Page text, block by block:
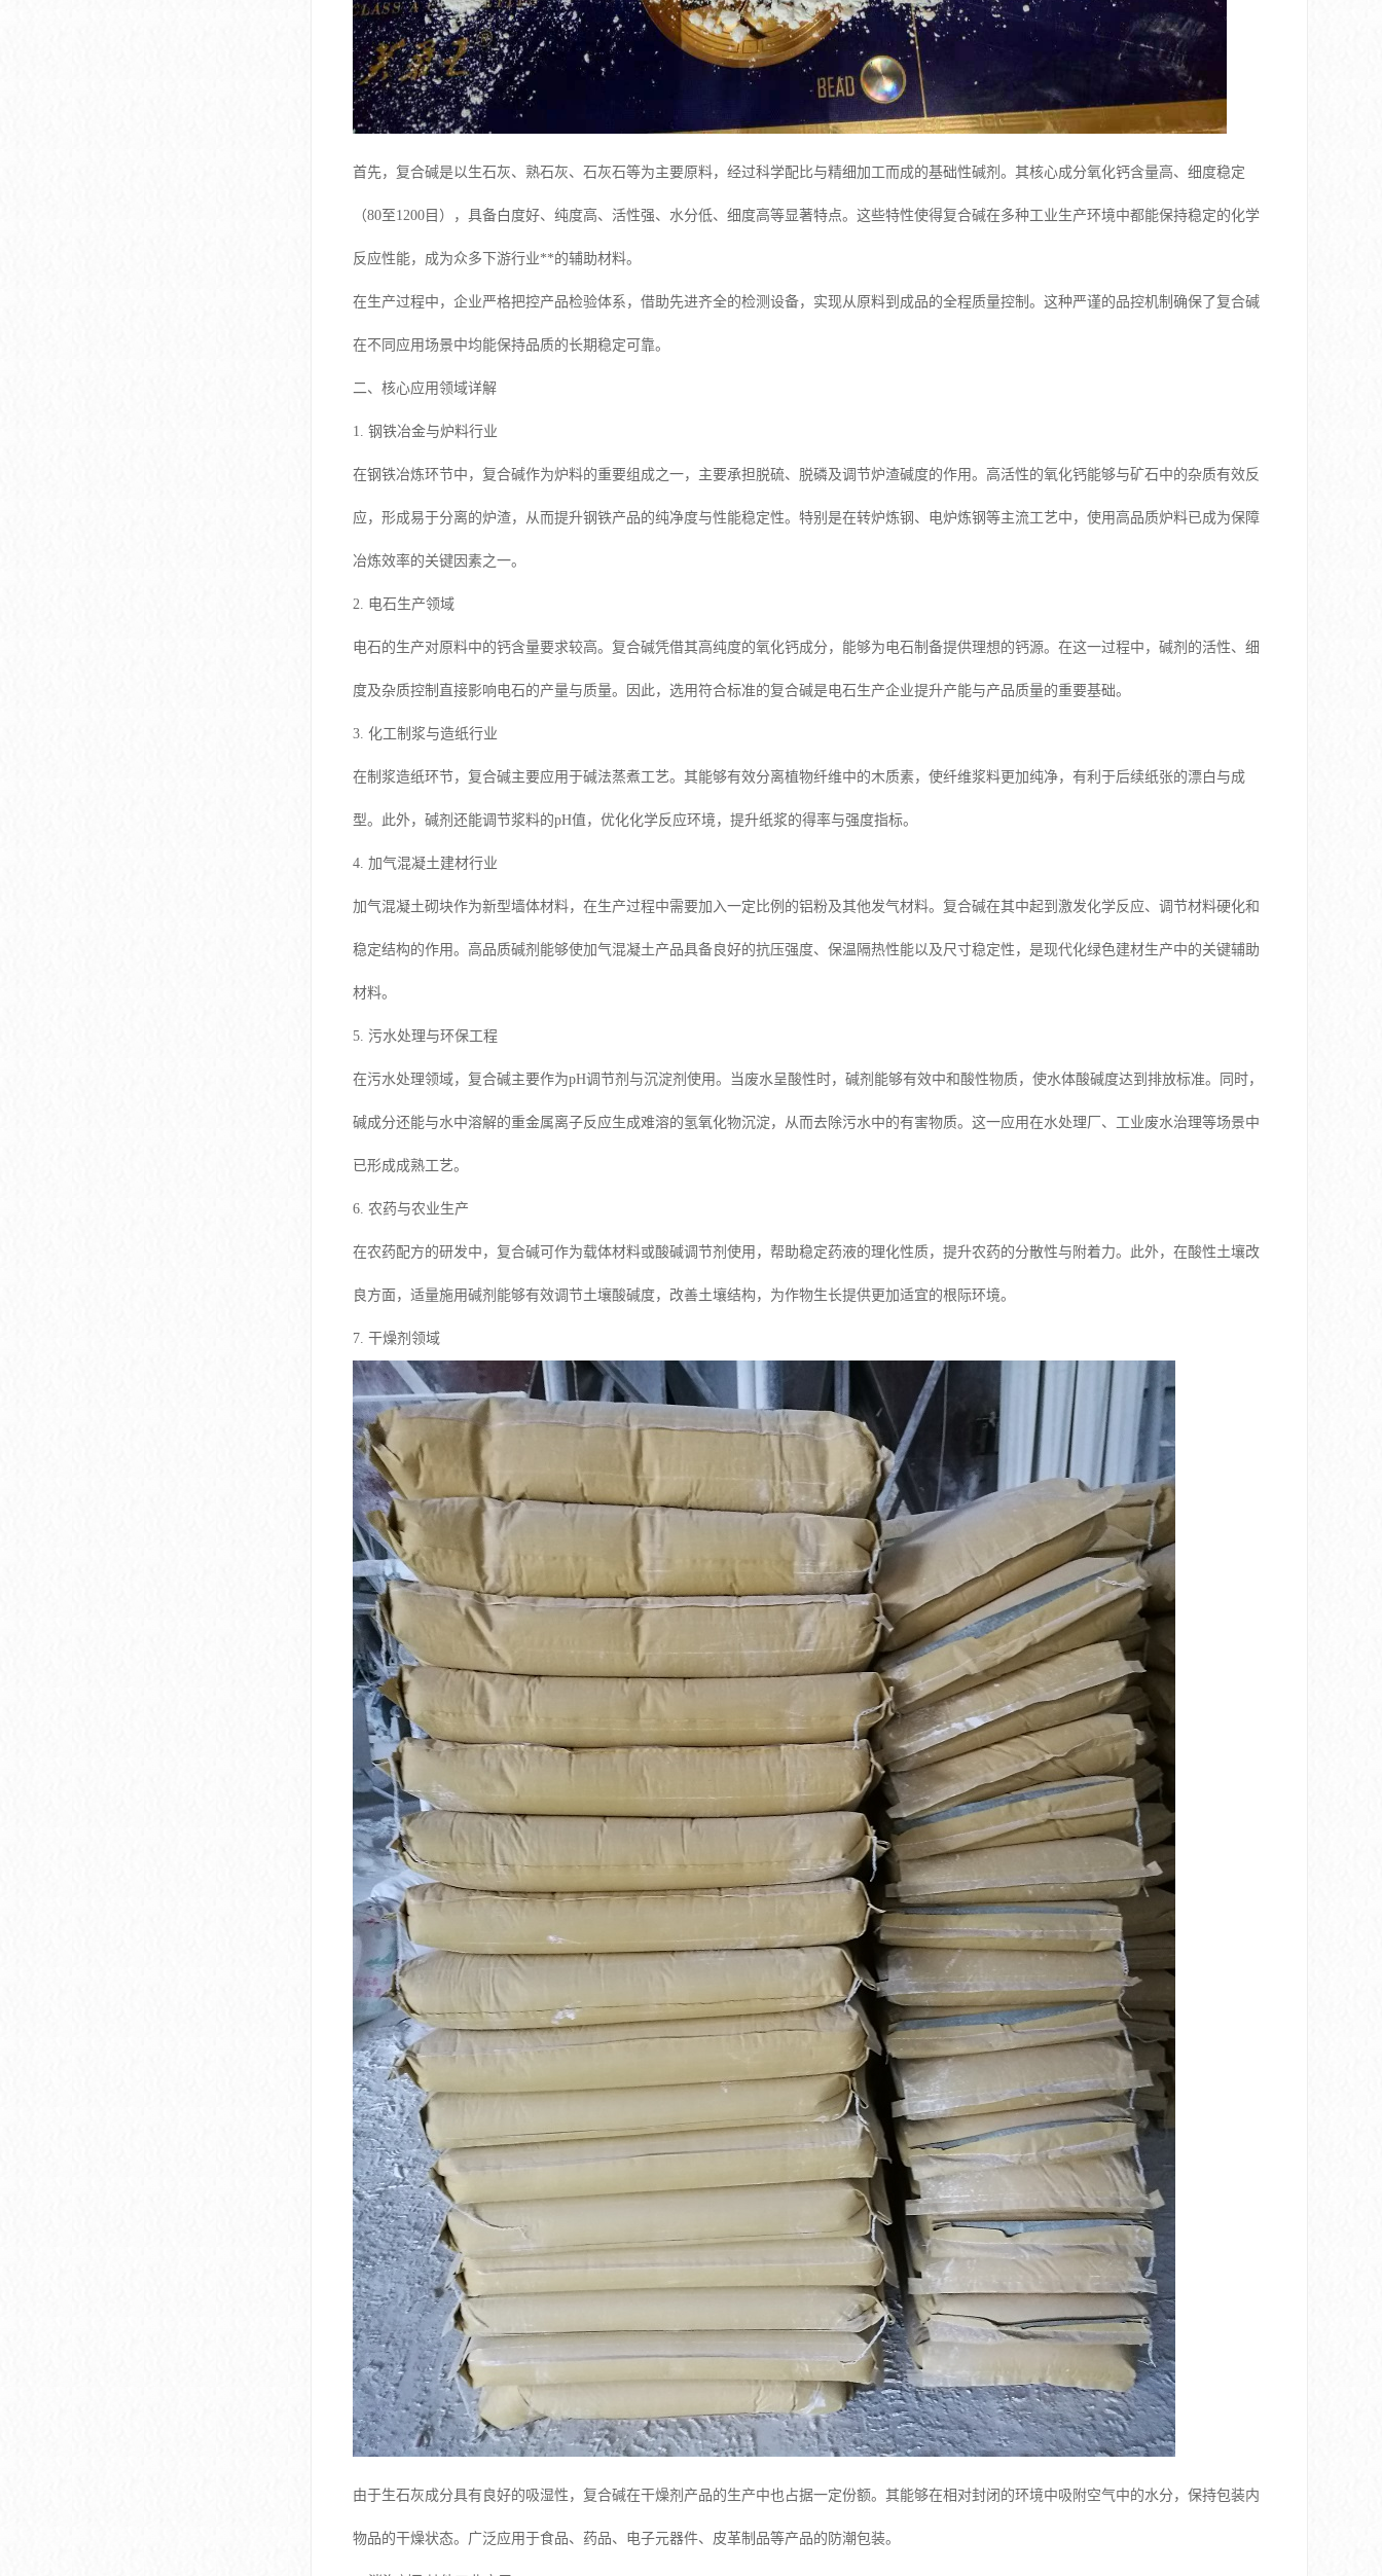
首先，复合碱是以生石灰、熟石灰、石灰石等为主要原料，经过科学配比与精细加工而成的基础性碱剂。其核心成分氧化钙含量高、细度稳定
（80至1200目），具备白度好、纯度高、活性强、水分低、细度高等显著特点。这些特性使得复合碱在多种工业生产环境中都能保持稳定的化学
反应性能，成为众多下游行业**的辅助材料。
在生产过程中，企业严格把控产品检验体系，借助先进齐全的检测设备，实现从原料到成品的全程质量控制。这种严谨的品控机制确保了复合碱
在不同应用场景中均能保持品质的长期稳定可靠。
二、核心应用领域详解
1. 钢铁冶金与炉料行业
在钢铁冶炼环节中，复合碱作为炉料的重要组成之一，主要承担脱硫、脱磷及调节炉渣碱度的作用。高活性的氧化钙能够与矿石中的杂质有效反
应，形成易于分离的炉渣，从而提升钢铁产品的纯净度与性能稳定性。特别是在转炉炼钢、电炉炼钢等主流工艺中，使用高品质炉料已成为保障
冶炼效率的关键因素之一。
2. 电石生产领域
电石的生产对原料中的钙含量要求较高。复合碱凭借其高纯度的氧化钙成分，能够为电石制备提供理想的钙源。在这一过程中，碱剂的活性、细
度及杂质控制直接影响电石的产量与质量。因此，选用符合标准的复合碱是电石生产企业提升产能与产品质量的重要基础。
3. 化工制浆与造纸行业
在制浆造纸环节，复合碱主要应用于碱法蒸煮工艺。其能够有效分离植物纤维中的木质素，使纤维浆料更加纯净，有利于后续纸张的漂白与成
型。此外，碱剂还能调节浆料的pH值，优化化学反应环境，提升纸浆的得率与强度指标。
4. 加气混凝土建材行业
加气混凝土砌块作为新型墙体材料，在生产过程中需要加入一定比例的铝粉及其他发气材料。复合碱在其中起到激发化学反应、调节材料硬化和
稳定结构的作用。高品质碱剂能够使加气混凝土产品具备良好的抗压强度、保温隔热性能以及尺寸稳定性，是现代化绿色建材生产中的关键辅助
材料。
5. 污水处理与环保工程
在污水处理领域，复合碱主要作为pH调节剂与沉淀剂使用。当废水呈酸性时，碱剂能够有效中和酸性物质，使水体酸碱度达到排放标准。同时，
碱成分还能与水中溶解的重金属离子反应生成难溶的氢氧化物沉淀，从而去除污水中的有害物质。这一应用在水处理厂、工业废水治理等场景中
已形成成熟工艺。
6. 农药与农业生产
在农药配方的研发中，复合碱可作为载体材料或酸碱调节剂使用，帮助稳定药液的理化性质，提升农药的分散性与附着力。此外，在酸性土壤改
良方面，适量施用碱剂能够有效调节土壤酸碱度，改善土壤结构，为作物生长提供更加适宜的根际环境。
7. 干燥剂领域
由于生石灰成分具有良好的吸湿性，复合碱在干燥剂产品的生产中也占据一定份额。其能够在相对封闭的环境中吸附空气中的水分，保持包装内
物品的干燥状态。广泛应用于食品、药品、电子元器件、皮革制品等产品的防潮包装。